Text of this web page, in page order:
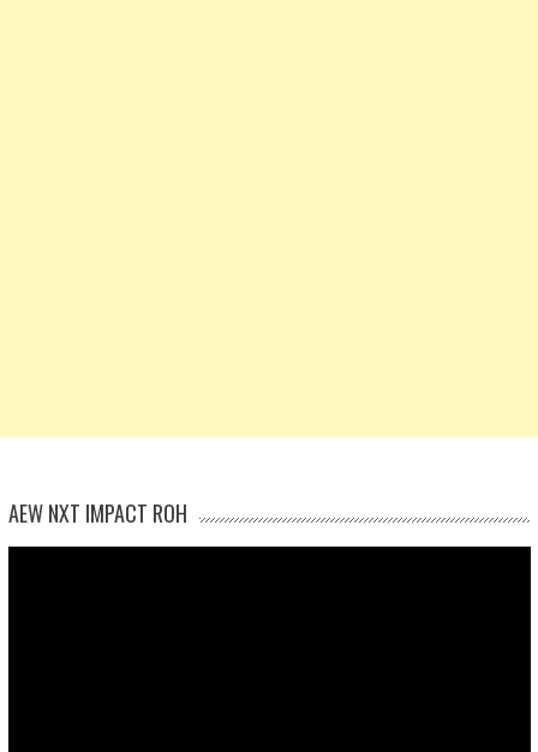
AEW NXT IMPACT ROH